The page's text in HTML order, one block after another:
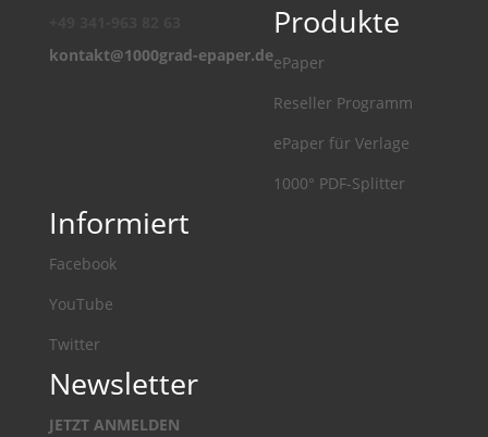
kontakt@1000grad-epaper.de
Produkte
ePaper
Reseller Programm
ePaper für Verlage
1000° PDF-Splitter
Informiert
Facebook
YouTube
Twitter
Newsletter
JETZT ANMELDEN